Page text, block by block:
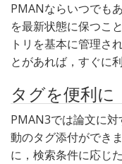
PMANならいつでも
を最新状態に保つこ
トリを基本に管理さ
とがあれば，すぐに
タグを便利に
PMAN3では論文に
動のタグ添付ができ
に，検索条件に応じ